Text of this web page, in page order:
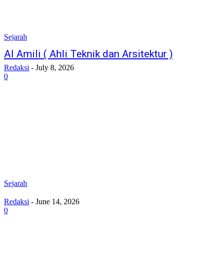
Sejarah
Al Amili ( Ahli Teknik dan Arsitektur )
Redaksi - July 8, 2026
0
Sejarah
Redaksi - June 14, 2026
0